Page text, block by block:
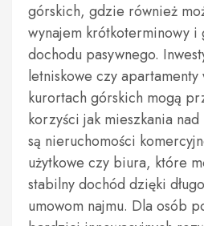
górskich, gdzie również
wynajem krótkoterminowy i
dochodu pasywnego.
letniskowe czy
kurortach górskich mogą
korzyści jak mieszkania
są nieruchomości
użytkowe czy biura, które
stabilny dochód dzięki
umowom najmu. Dla osób